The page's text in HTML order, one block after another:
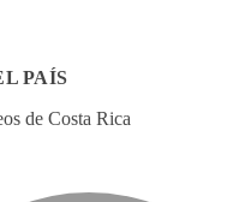
PAÍS
de Costa Rica